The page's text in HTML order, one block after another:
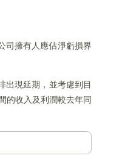
司擁有人應佔淨虧損界
出現延期，並考慮到目
的收入及利潤較去年同